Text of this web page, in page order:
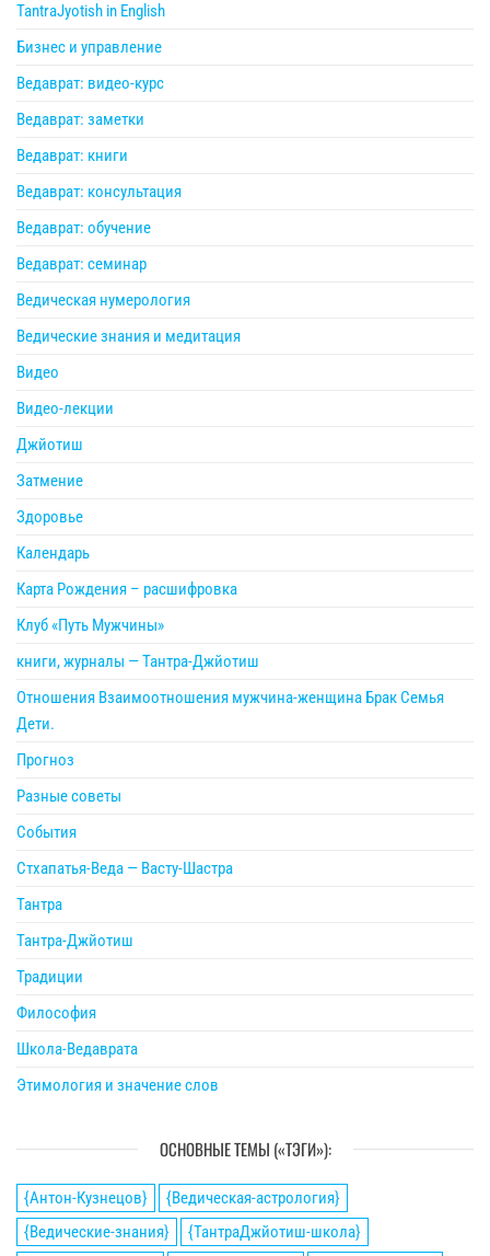
TantraJyotish in English
Бизнес и управление
Ведаврат: видео-курс
Ведаврат: заметки
Ведаврат: книги
Ведаврат: консультация
Ведаврат: обучение
Ведаврат: семинар
Ведическая нумерология
Ведические знания и медитация
Видео
Видео-лекции
Джйотиш
Затмение
Здоровье
Календарь
Карта Рождения – расшифровка
Клуб «Путь Мужчины»
книги, журналы — Тантра-Джйотиш
Отношения Взаимоотношения мужчина-женщина Брак Семья
Дети.
Прогноз
Разные советы
События
Стхапатья-Веда — Васту-Шастра
Тантра
Тантра-Джйотиш
Традиции
Философия
Школа-Ведаврата
Этимология и значение слов
ОСНОВНЫЕ ТЕМЫ («ТЭГИ»):
{Антон-Кузнецов}
{Ведическая-астрология}
{Ведические-знания}
{ТантраДжйотиш-школа}